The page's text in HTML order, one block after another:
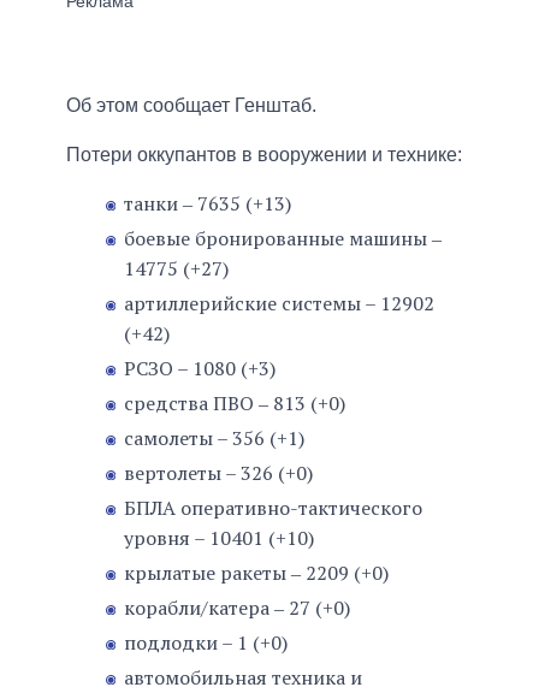
Об этом сообщает Генштаб.
Потери оккупантов в вооружении и технике:
танки ‒ 7635 (+13)
боевые бронированные машины ‒
14775 (+27)
артиллерийские системы – 12902
(+42)
РСЗО – 1080 (+3)
средства ПВО ‒ 813 (+0)
самолеты – 356 (+1)
вертолеты – 326 (+0)
БПЛА оперативно-тактического
уровня – 10401 (+10)
крылатые ракеты ‒ 2209 (+0)
корабли/катера ‒ 27 (+0)
подлодки – 1 (+0)
автомобильная техника и